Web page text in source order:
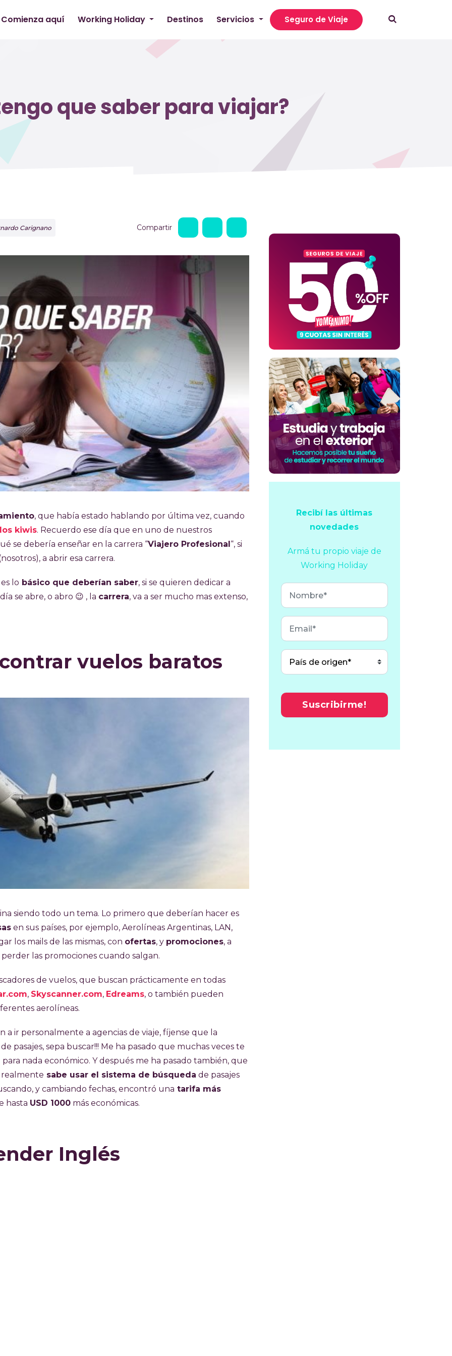
Comienza aquí Working Holiday Destinos Servicios Seguro de Viaje
que saber para viajar?
Carignano Compartir
, que había estado hablando por última vez, cuando
kiwis. Recuerdo ese día que en uno de nuestros
se debería enseñar en la carrera “Viajero Profesional “, si
a abrir esa carrera.
lo básico que deberían saber, si se quieren dedicar a
se abre, o abro 😉 , la carrera, va a ser mucho mas extenso,
vuelos baratos
siendo todo un tema. Lo primero que deberían hacer es
en sus países, por ejemplo, Aerolíneas Argentinas, LAN,
los mails de las mismas, con ofertas, y promociones, a
perder las promociones cuando salgan.
de vuelos, que buscan prácticamente en todas
, Skyscanner.com, Edreams, o también pueden
aerolíneas.
a ir personalmente a agencias de viaje, fíjense que la
pasajes, sepa buscar!!! Me ha pasado que muchas veces te
nada económico. Y después me ha pasado también, que
realmente sabe usar el sistema de búsqueda de pasajes
y cambiando fechas, encontró una tarifa más
hasta USD 1000 más económicas.
Inglés
Recibí las últimas
novedades
Armá tu propio viaje de
Working Holiday